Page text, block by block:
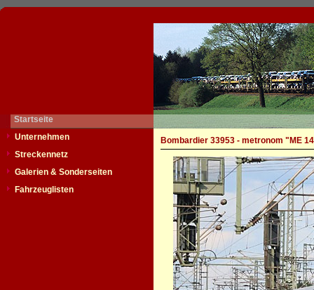
Startseite
Unternehmen
Streckennetz
Galerien & Sonderseiten
Fahrzeuglisten
Bombardier 33953 - metronom "ME